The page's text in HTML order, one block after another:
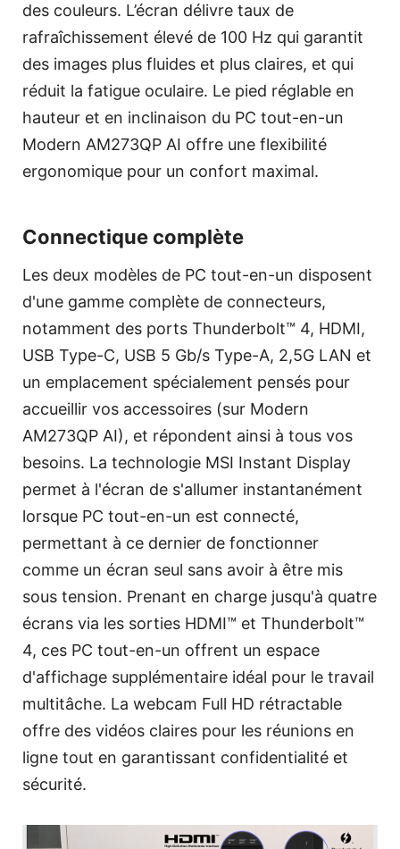
des couleurs. L’écran délivre taux de
rafraîchissement élevé de 100 Hz qui garantit
des images plus fluides et plus claires, et qui
réduit la fatigue oculaire. Le pied réglable en
hauteur et en inclinaison du PC tout-en-un
Modern AM273QP AI offre une flexibilité
ergonomique pour un confort maximal.
Connectique complète
Les deux modèles de PC tout-en-un disposent
d'une gamme complète de connecteurs,
notamment des ports Thunderbolt™ 4, HDMI,
USB Type-C, USB 5 Gb/s Type-A, 2,5G LAN et
un emplacement spécialement pensés pour
accueillir vos accessoires (sur Modern
AM273QP AI), et répondent ainsi à tous vos
besoins. La technologie MSI Instant Display
permet à l'écran de s'allumer instantanément
lorsque PC tout-en-un est connecté,
permettant à ce dernier de fonctionner
comme un écran seul sans avoir à être mis
sous tension. Prenant en charge jusqu'à quatre
écrans via les sorties HDMI™ et Thunderbolt™
4, ces PC tout-en-un offrent un espace
d'affichage supplémentaire idéal pour le travail
multitâche. La webcam Full HD rétractable
offre des vidéos claires pour les réunions en
ligne tout en garantissant confidentialité et
sécurité.